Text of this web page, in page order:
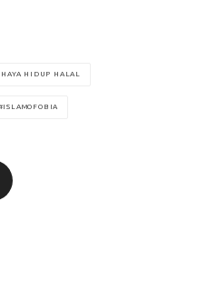
HAYA HIDUP HALAL
ISLAMOFOBIA